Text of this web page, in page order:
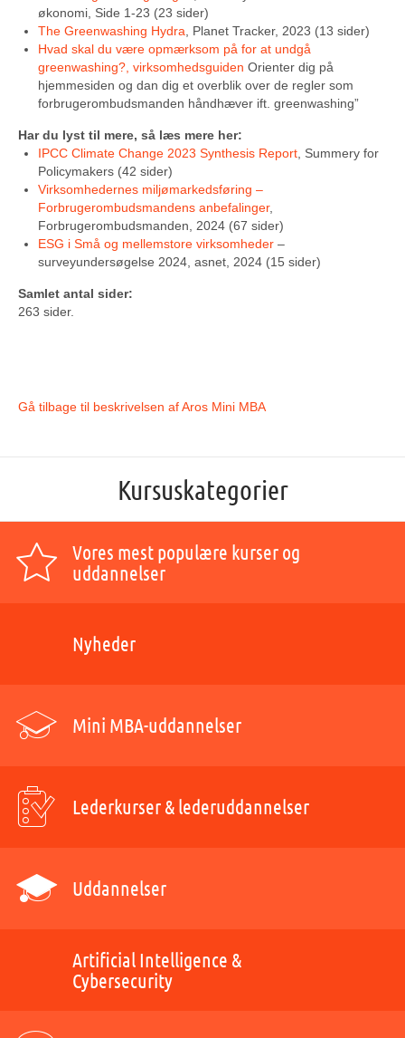
økonomi, Side 1-23 (23 sider)
The Greenwashing Hydra , Planet Tracker, 2023 (13 sider)
Hvad skal du være opmærksom på for at undgå
greenwashing?, virksomhedsguiden Orienter dig på
hjemmesiden og dan dig et overblik over de regler som
forbrugerombudsmanden håndhæver ift. greenwashing”
Har du lyst til mere, så læs mere her:
IPCC Climate Change 2023 Synthesis Report , Summery for
Policymakers (42 sider)
Virksomhedernes miljømarkedsføring –
Forbrugerombudsmandens anbefalinger,
Forbrugerombudsmanden, 2024 (67 sider)
ESG i Små og mellemstore virksomheder –
surveyundersøgelse 2024, asnet, 2024 (15 sider)
Samlet antal sider:
263 sider.
Gå tilbage til beskrivelsen af Aros Mini MBA
Kursuskategorier
Vores mest populære kurser og
uddannelser
Nyheder
Mini MBA-uddannelser
Lederkurser & lederuddannelser
Uddannelser
Artificial Intelligence &
Cybersecurity